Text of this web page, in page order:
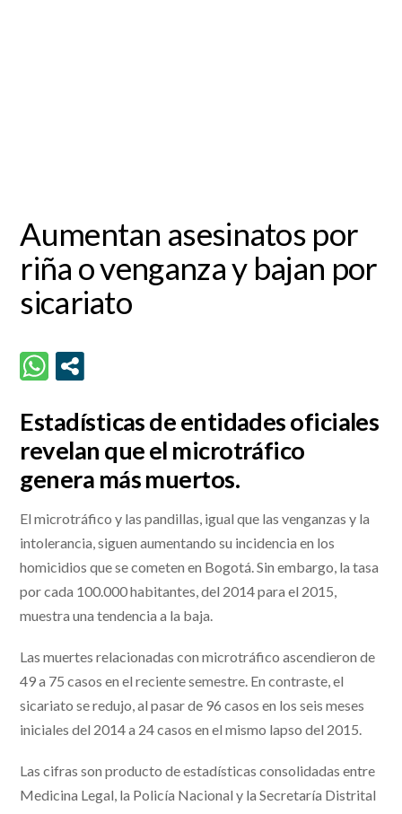
Aumentan asesinatos por
riña o venganza y bajan por
sicariato
Estadísticas de entidades oficiales
revelan que el microtráfico
genera más muertos.
El microtráfico y las pandillas, igual que las venganzas y la
intolerancia, siguen aumentando su incidencia en los
homicidios que se cometen en Bogotá. Sin embargo, la tasa
por cada 100.000 habitantes, del 2014 para el 2015,
muestra una tendencia a la baja.
Las muertes relacionadas con microtráfico ascendieron de
49 a 75 casos en el reciente semestre. En contraste, el
sicariato se redujo, al pasar de 96 casos en los seis meses
iniciales del 2014 a 24 casos en el mismo lapso del 2015.
Las cifras son producto de estadísticas consolidadas entre
Medicina Legal, la Policía Nacional y la Secretaría Distrital